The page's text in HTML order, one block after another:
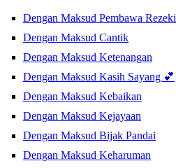
Dengan Maksud Pembawa Rezeki
Dengan Maksud Cantik
Dengan Maksud Ketenangan
Dengan Maksud Kasih Sayang 💕
Dengan Maksud Kebaikan
Dengan Maksud Kejayaan
Dengan Maksud Bijak Pandai
Dengan Maksud Keharuman